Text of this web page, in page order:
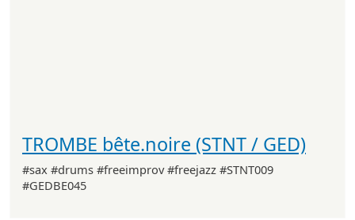
TROMBE bête.noire (STNT / GED)
#sax #drums #freeimprov #freejazz #STNT009
#GEDBE045